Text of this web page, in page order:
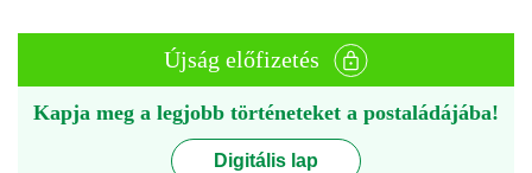
Újság előfizetés
Kapja meg a legjobb történeteket a postaládájába!
Digitális lap